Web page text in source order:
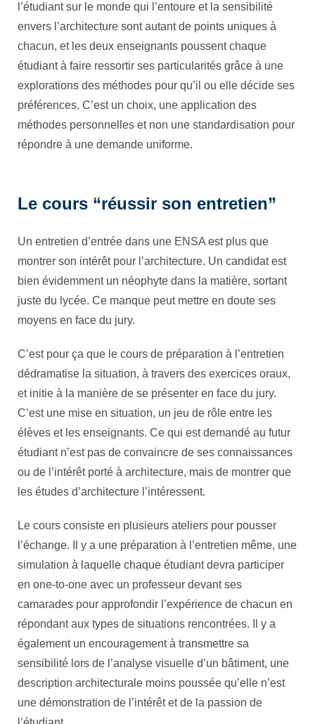
l’étudiant sur le monde qui l’entoure et la sensibilité
envers l’architecture sont autant de points uniques à
chacun, et les deux enseignants poussent chaque
étudiant à faire ressortir ses particularités grâce à une
explorations des méthodes pour qu’il ou elle décide ses
préférences. C’est un choix, une application des
méthodes personnelles et non une standardisation pour
répondre à une demande uniforme.
Le cours “réussir son entretien”
Un entretien d’entrée dans une ENSA est plus que
montrer son intérêt pour l’architecture. Un candidat est
bien évidemment un néophyte dans la matière, sortant
juste du lycée. Ce manque peut mettre en doute ses
moyens en face du jury.
C’est pour ça que le cours de préparation à l’entretien
dédramatise la situation, à travers des exercices oraux,
et initie à la manière de se présenter en face du jury.
C’est une mise en situation, un jeu de rôle entre les
élèves et les enseignants. Ce qui est demandé au futur
étudiant n’est pas de convaincre de ses connaissances
ou de l’intérêt porté à architecture, mais de montrer que
les études d’architecture l’intéressent.
Le cours consiste en plusieurs ateliers pour pousser
l’échange. Il y a une préparation à l’entretien même, une
simulation à laquelle chaque étudiant devra participer
en one-to-one avec un professeur devant ses
camarades pour approfondir l’expérience de chacun en
répondant aux types de situations rencontrées. Il y a
également un encouragement à transmettre sa
sensibilité lors de l’analyse visuelle d’un bâtiment, une
description architecturale moins poussée qu’elle n’est
une démonstration de l’intérêt et de la passion de